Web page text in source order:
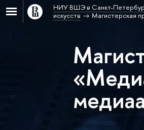
НИУ ВШЭ в Санкт-
искусств
Магистерская